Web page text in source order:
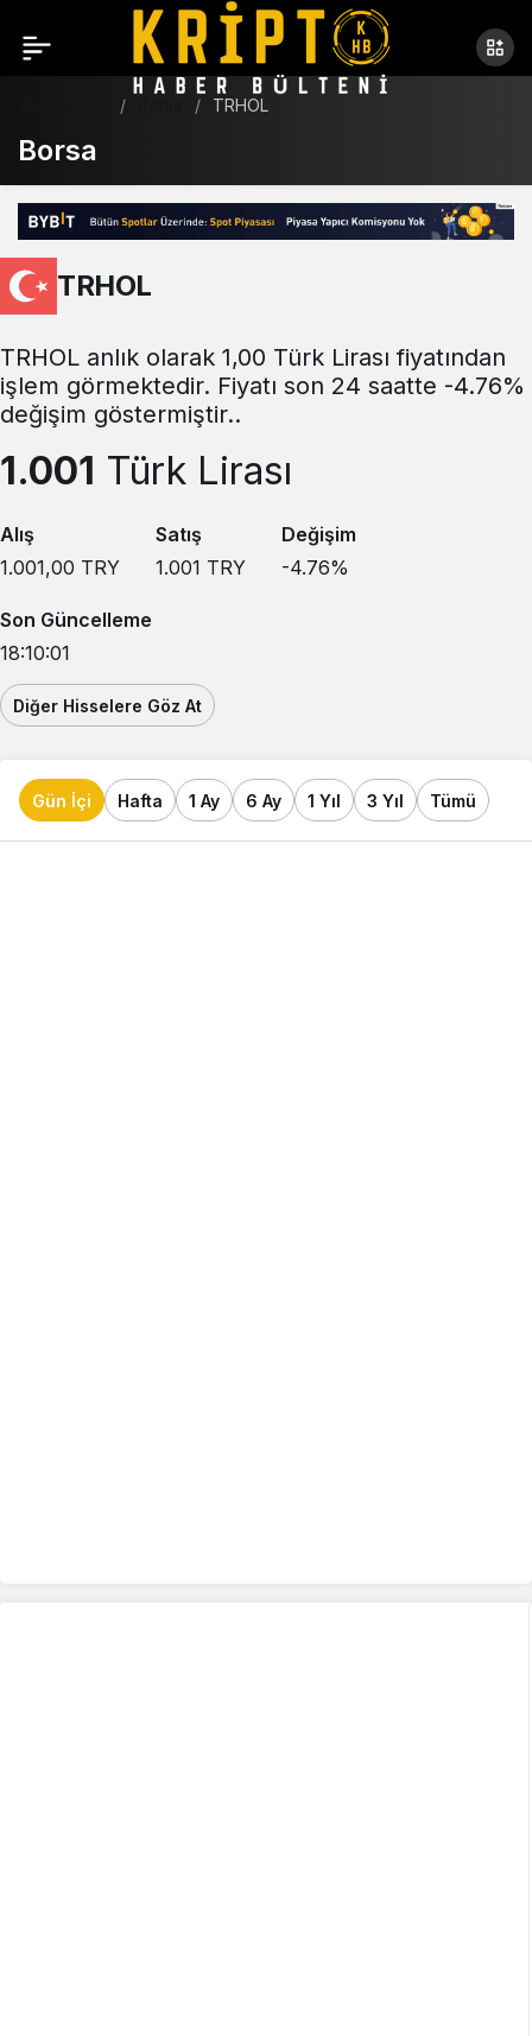
TRHOL
Borsa
TRHOL
TRHOL anlık olarak 1,00 Türk Lirası fiyatından
işlem görmektedir. Fiyatı son 24 saatte -4.76%
değişim göstermiştir..
1.001 Türk Lirası
Alış
1.001,00 TRY
Satış
1.001 TRY
Değişim
-4.76%
Son Güncelleme
18:10:01
Diğer Hisselere Göz At
Gün İçi Hafta 1 Ay 6 Ay 1 Yıl 3 Yıl Tümü